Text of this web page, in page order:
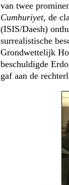
van twee
Cumhuriyet, de
(ISIS/Daesh)
surrealistische
Grondwettelijk
beschuldigde
gaf aan de